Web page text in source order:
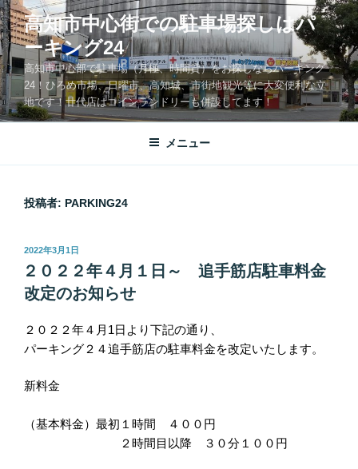
コ
ン
テ
ン
ツ
へ
ス
ッ
高知市中心街での駐車場探しはパ
ーキング24
高知市中心部で駐車場（月極、時間貸）をお探しならパーキング
24！ひろめ市場、日曜市、高知城、市街地観光等に大変便利な立
地です！廿代店はコインランドリーも併設してます！
メニュー
投稿者: PARKING24
投
稿
日:
2022年3月1日
２０２２年４月１日～ 追手筋店駐車料金
改定のお知らせ
２０２２年４月1日より下記の通り、
パーキング２４追手筋店の駐車料金を改定いたします。
新料金
（基本料金）最初１時間 ４００円
２時間目以降 ３０分１００円